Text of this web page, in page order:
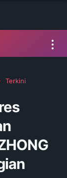
Terkini